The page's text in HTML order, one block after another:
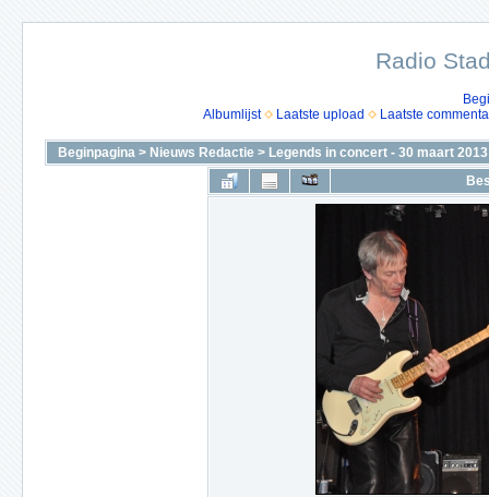
Radio
Albumlijst
Laatste upload Laatste
Beginpagina > Nieuws Redactie > Legends in concert - 30 maart 2013